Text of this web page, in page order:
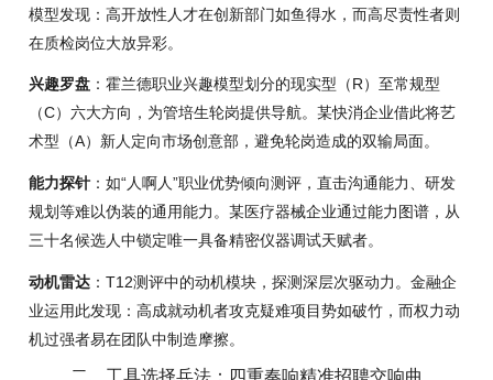
模型发现：高开放性人才在创新部门如鱼得水，而高尽责性者则
在质检岗位大放异彩。
兴趣罗盘 ：霍兰德职业兴趣模型划分的现实型（R）至常规型
（C）六大方向，为管培生轮岗提供导航。某快消企业借此将艺
术型（A）新人定向市场创意部，避免轮岗造成的双输局面。
能力探针 ：如“人啊人”职业优势倾向测评，直击沟通能力、研发
规划等难以伪装的通用能力。某医疗器械企业通过能力图谱，从
三十名候选人中锁定唯一具备精密仪器调试天赋者。
动机雷达 ：T12测评中的动机模块，探测深层次驱动力。金融企
业运用此发现：高成就动机者攻克疑难项目势如破竹，而权力动
机过强者易在团队中制造摩擦。